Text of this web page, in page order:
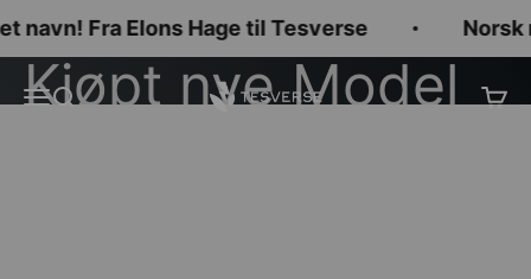
Fra Elons Hage til Tesverse Norsk
MenySøk Tesverse